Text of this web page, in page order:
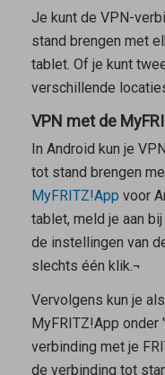
Je kunt de VPN-
stand brengen met
tablet. Of je kunt
verschillende
VPN met de
In Android kun je
tot stand brengen
MyFRITZ!App voor
tablet, meld je aan
de instellingen van
slechts één klik.¬
Vervolgens kun je
MyFRITZ!App onder
verbinding met je
de verbinding tot